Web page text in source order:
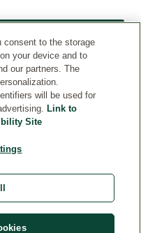
© Weleda 2026
consent to the storage
your device and to
our partners. The
will be used for
Link to
Site